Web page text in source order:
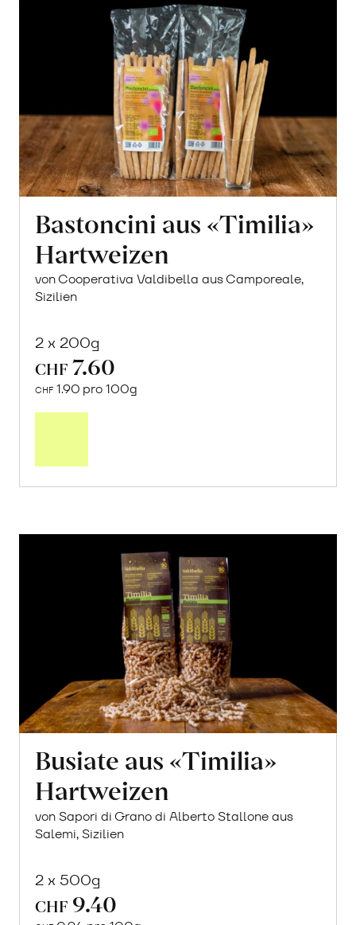
Bastoncini aus «Timilia»
Hartweizen
von Cooperativa Valdibella aus Camporeale,
Sizilien
2 x 200g
CHF 7.60
CHF 1.90 pro 100g
Busiate aus «Timilia»
Hartweizen
von Sapori di Grano di Alberto Stallone aus
Salemi, Sizilien
2 x 500g
CHF 9.40